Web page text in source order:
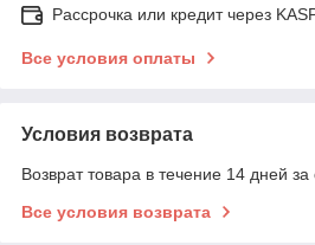
Рассрочка или кредит через
Все условия оплаты
Условия возврата
Возврат товара в течение 14 дней за
Все условия возврата